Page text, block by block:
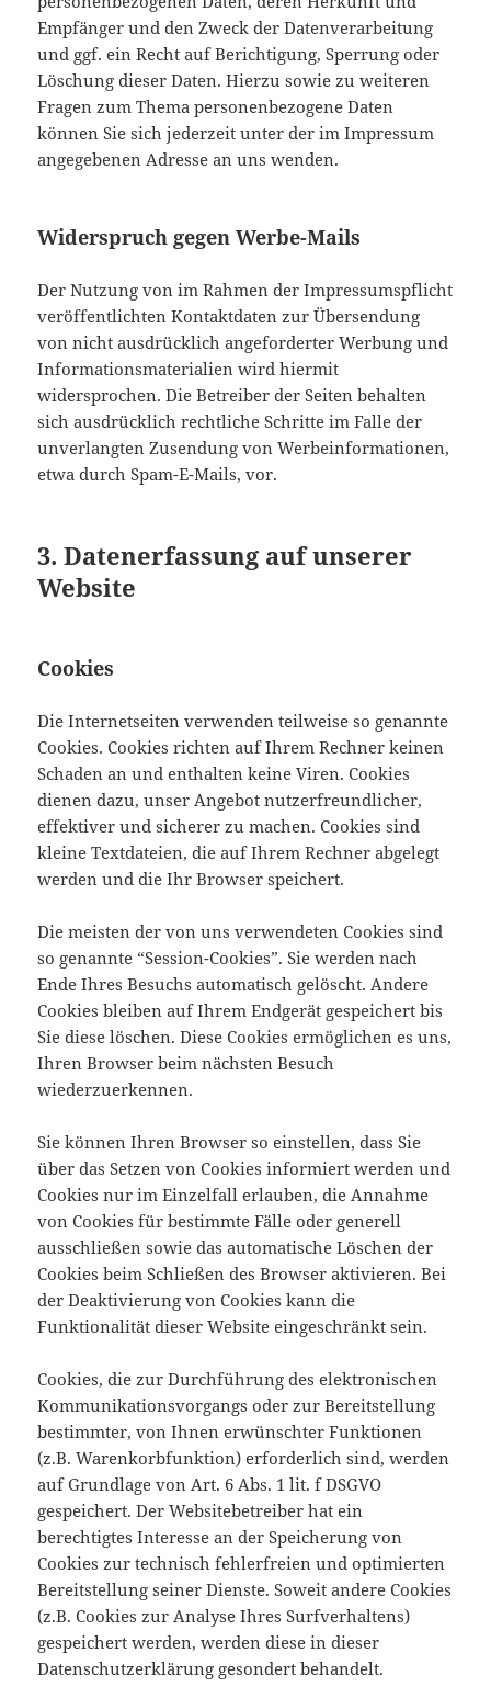
Empfänger und den Zweck der Datenverarbeitung
und ggf. ein Recht auf Berichtigung, Sperrung oder
Löschung dieser Daten. Hierzu sowie zu weiteren
Fragen zum Thema personenbezogene Daten
können Sie sich jederzeit unter der im Impressum
angegebenen Adresse an uns wenden.
Widerspruch gegen Werbe-Mails
Der Nutzung von im Rahmen der Impressumspflicht
veröffentlichten Kontaktdaten zur Übersendung
von nicht ausdrücklich angeforderter Werbung und
Informationsmaterialien wird hiermit
widersprochen. Die Betreiber der Seiten behalten
sich ausdrücklich rechtliche Schritte im Falle der
unverlangten Zusendung von Werbeinformationen,
etwa durch Spam-E-Mails, vor.
3. Datenerfassung auf unserer
Website
Cookies
Die Internetseiten verwenden teilweise so genannte
Cookies. Cookies richten auf Ihrem Rechner keinen
Schaden an und enthalten keine Viren. Cookies
dienen dazu, unser Angebot nutzerfreundlicher,
effektiver und sicherer zu machen. Cookies sind
kleine Textdateien, die auf Ihrem Rechner abgelegt
werden und die Ihr Browser speichert.
Die meisten der von uns verwendeten Cookies sind
so genannte “Session-Cookies”. Sie werden nach
Ende Ihres Besuchs automatisch gelöscht. Andere
Cookies bleiben auf Ihrem Endgerät gespeichert bis
Sie diese löschen. Diese Cookies ermöglichen es uns,
Ihren Browser beim nächsten Besuch
wiederzuerkennen.
Sie können Ihren Browser so einstellen, dass Sie
über das Setzen von Cookies informiert werden und
Cookies nur im Einzelfall erlauben, die Annahme
von Cookies für bestimmte Fälle oder generell
ausschließen sowie das automatische Löschen der
Cookies beim Schließen des Browser aktivieren. Bei
der Deaktivierung von Cookies kann die
Funktionalität dieser Website eingeschränkt sein.
Cookies, die zur Durchführung des elektronischen
Kommunikationsvorgangs oder zur Bereitstellung
bestimmter, von Ihnen erwünschter Funktionen
(z.B. Warenkorbfunktion) erforderlich sind, werden
auf Grundlage von Art. 6 Abs. 1 lit. f DSGVO
gespeichert. Der Websitebetreiber hat ein
berechtigtes Interesse an der Speicherung von
Cookies zur technisch fehlerfreien und optimierten
Bereitstellung seiner Dienste. Soweit andere Cookies
(z.B. Cookies zur Analyse Ihres Surfverhaltens)
gespeichert werden, werden diese in dieser
Datenschutzerklärung gesondert behandelt.